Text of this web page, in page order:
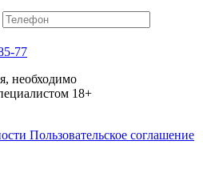
77
необходимо
18+
Пользовательское соглашение